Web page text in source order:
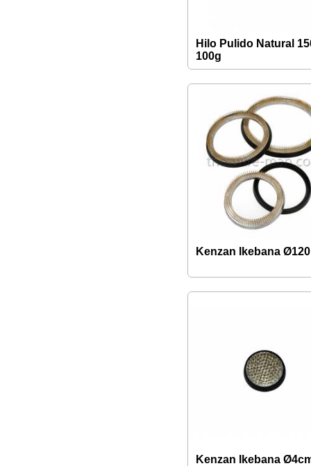
Hilo Pulido Natural
100g
Kenzan Ikebana
Kenzan Ikebana